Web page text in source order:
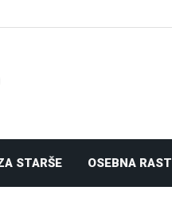
STARŠE OSEBNA RAST